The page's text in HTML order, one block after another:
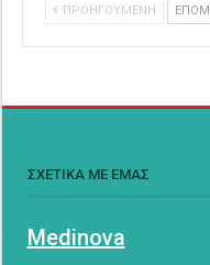
ΠΡΟΗΓΟΥΜΕΝΗ
ΣΧΕΤΙΚΑ ΜΕ ΕΜΑΣ
Medinova